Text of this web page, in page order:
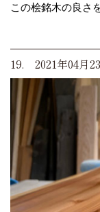
この桧銘木の良さ
19. 2021年04月